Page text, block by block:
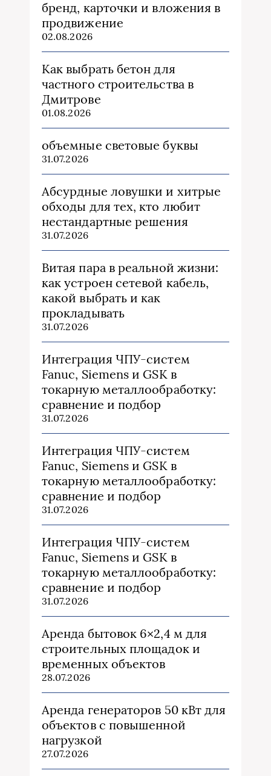
бренд, карточки и вложения в
продвижение
02.08.2026
Как выбрать бетон для
частного строительства в
Дмитрове
01.08.2026
объемные световые буквы
31.07.2026
Абсурдные ловушки и хитрые
обходы для тех, кто любит
нестандартные решения
31.07.2026
Витая пара в реальной жизни:
как устроен сетевой кабель,
какой выбрать и как
прокладывать
31.07.2026
Интеграция ЧПУ-систем
Fanuc, Siemens и GSK в
токарную металлообработку:
сравнение и подбор
31.07.2026
Интеграция ЧПУ-систем
Fanuc, Siemens и GSK в
токарную металлообработку:
сравнение и подбор
31.07.2026
Интеграция ЧПУ-систем
Fanuc, Siemens и GSK в
токарную металлообработку:
сравнение и подбор
31.07.2026
Аренда бытовок 6×2,4 м для
строительных площадок и
временных объектов
28.07.2026
Аренда генераторов 50 кВт для
объектов с повышенной
нагрузкой
27.07.2026